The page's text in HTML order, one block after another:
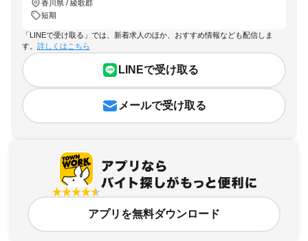
香川県 / 綾歌郡
短期
「LINEで受け取る」では、新着求人のほか、おすすめ情報なども配信しま
す。 詳しくはこちら
LINEで受け取る
メールで受け取る
アプリを無料ダウンロード